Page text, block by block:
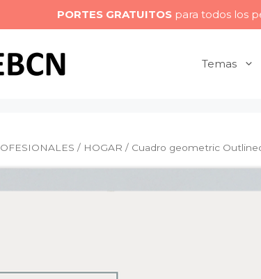
PORTES GRATUITOSpara todos los
Temas
/ HOGAR / Cuadro geometric